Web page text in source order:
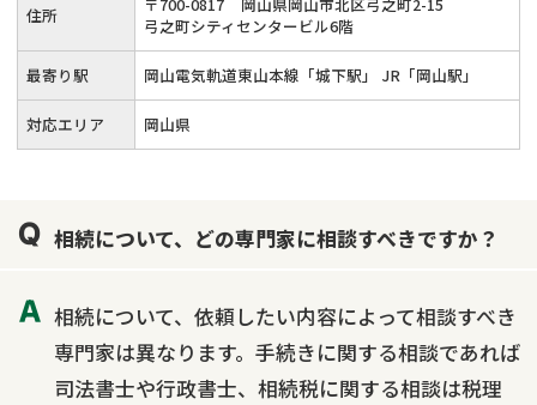
住所
弓之町シティセンタービル6階
最寄り駅 岡山電気軌道東山本線「城下駅」 JR「岡山駅」
対応エリア 岡山県
相続について、どの専門家に相談すべきですか？
相続について、依頼したい内容によって相談すべき
専門家は異なります。手続きに関する相談であれば
司法書士や行政書士、相続税に関する相談は税理